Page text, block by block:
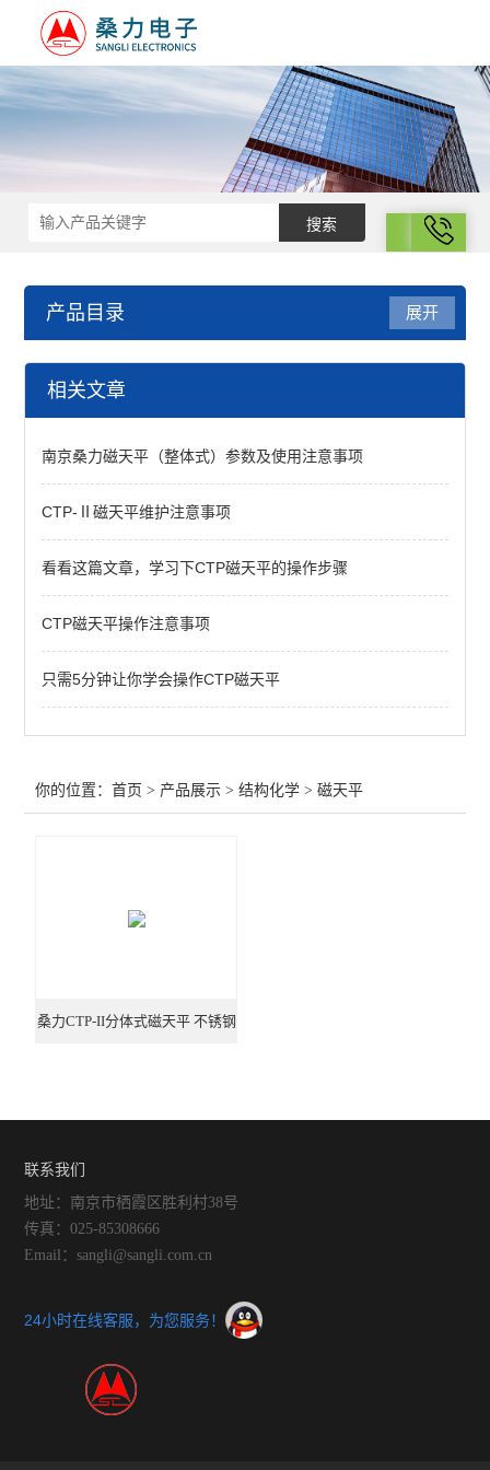
拨号
产品目录
结构化学
介电常数实验装置
查看全部 >>
展开
相关文章
南京桑力磁天平（整体式）参数及使用注意事项
CTP-Ⅱ磁天平维护注意事项
看看这篇文章，学习下CTP磁天平的操作步骤
CTP磁天平操作注意事项
只需5分钟让你学会操作CTP磁天平
你的位置：首页 > 产品展示 >结构化学 >磁天平
桑力CTP-II分体式磁天平 不锈钢
联系我们
地址：南京市栖霞区胜利村38号
传真：025-85308666
Email：sangli@sangli.com.cn
24小时在线客服，为您服务！